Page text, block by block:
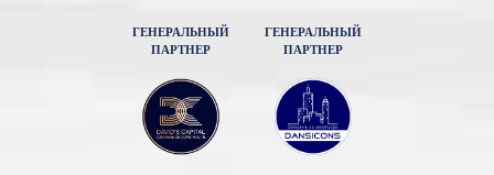
ГЕНЕРАЛЬНЫЙ
ПАРТНЕР
ГЕНЕРАЛЬНЫЙ
ПАРТНЕР